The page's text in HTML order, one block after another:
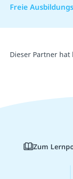
Freie
Dieser Partner
Zum